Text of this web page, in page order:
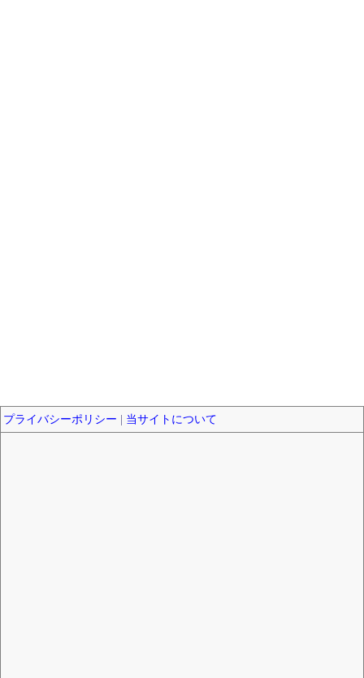
プライバシーポリシー 当サイトについて